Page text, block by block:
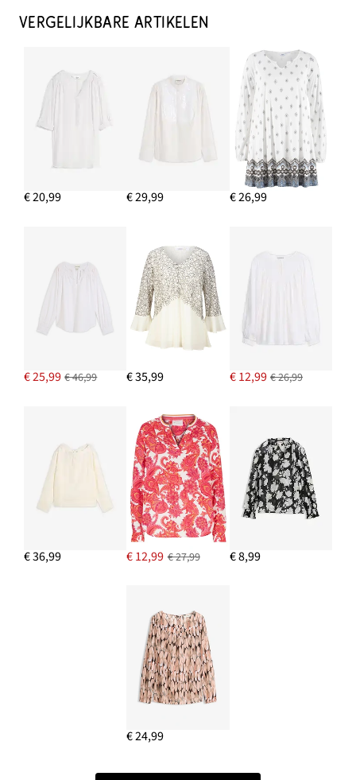
VERGELIJKBARE ARTIKELEN
€ 20,99 € 29,99 € 26,99
€ 25,99 € 46,99 € 35,99 € 12,99 € 26,99
€ 36,99 € 12,99 € 27,99 € 8,99
€ 24,99